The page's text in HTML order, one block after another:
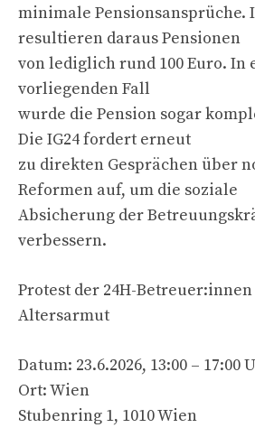
minimale Pensionsansprüche.
resultieren daraus Pensionen
von lediglich rund 100 Euro. In
vorliegenden Fall
wurde die Pension sogar
Die IG24 fordert erneut
zu direkten Gesprächen über
Reformen auf, um die soziale
Absicherung der
verbessern.
Protest der 24H-
Altersarmut
Datum: 23.6.2026, 13:00 – 17:00
Ort: Wien
Stubenring 1, 1010 Wien